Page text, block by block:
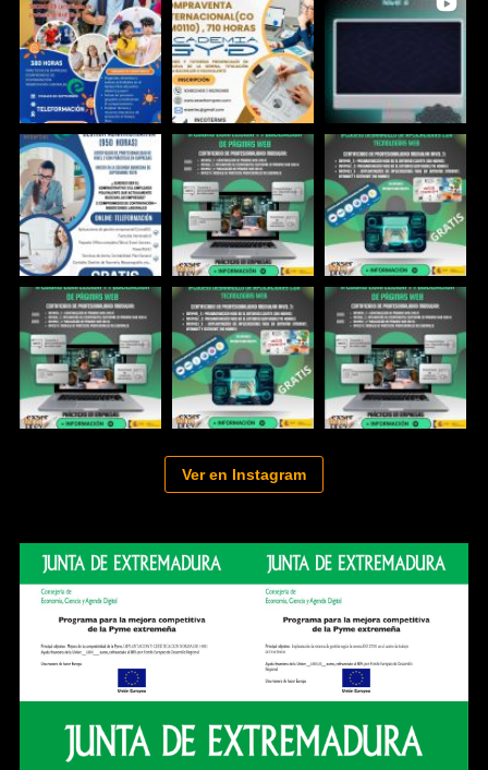
Ver en Instagram